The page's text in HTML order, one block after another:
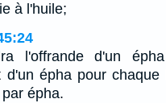
à l'huile;
l'offrande d'un
d'un épha pour chaque
épha.